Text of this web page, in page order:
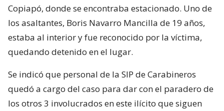
Copiapó, donde se encontraba estacionado. Uno de
los asaltantes, Boris Navarro Mancilla de 19 años,
estaba al interior y fue reconocido por la víctima,
quedando detenido en el lugar.
Se indicó que personal de la SIP de Carabineros
quedó a cargo del caso para dar con el paradero de
los otros 3 involucrados en este ilícito que siguen